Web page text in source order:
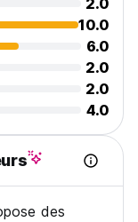
2.0
10.0
6.0
2.0
2.0
4.0
des